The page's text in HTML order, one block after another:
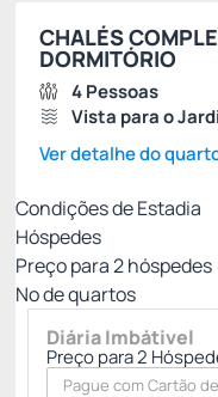
CHALÉS
DORMITÓRIO
4 Pessoas
Vista para o
Ver detalhe do
Condições de Estadia
Hóspedes
Preço para2hóspedes
Nº de quartos
Diária Imbátivel
Preço para 2
Pague com Cartão